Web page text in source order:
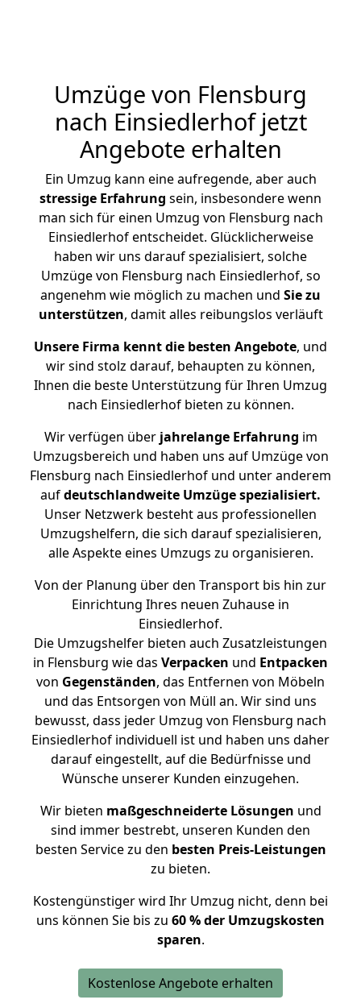
Umzüge von Flensburg
nach Einsiedlerhof jetzt
Angebote erhalten
Ein Umzug kann eine aufregende, aber auch
stressige Erfahrung sein, insbesondere wenn
man sich für einen Umzug von Flensburg nach
Einsiedlerhof entscheidet. Glücklicherweise
haben wir uns darauf spezialisiert, solche
Umzüge von Flensburg nach Einsiedlerhof, so
angenehm wie möglich zu machen und Sie zu
unterstützen, damit alles reibungslos verläuft
Unsere Firma kennt die besten Angebote, und
wir sind stolz darauf, behaupten zu können,
Ihnen die beste Unterstützung für Ihren Umzug
nach Einsiedlerhof bieten zu können.
Wir verfügen überjahrelange Erfahrung im
Umzugsbereich und haben uns auf Umzüge von
Flensburg nach Einsiedlerhof und unter anderem
aufdeutschlandweite Umzüge spezialisiert.
Unser Netzwerk besteht aus professionellen
Umzugshelfern, die sich darauf spezialisieren,
alle Aspekte eines Umzugs zu organisieren.
Von der Planung über den Transport bis hin zur
Einrichtung Ihres neuen Zuhause in
Einsiedlerhof.
Die Umzugshelfer bieten auch Zusatzleistungen
in Flensburg wie das Verpacken und Entpacken
von Gegenständen, das Entfernen von Möbeln
und das Entsorgen von Müll an. Wir sind uns
bewusst, dass jeder Umzug von Flensburg nach
Einsiedlerhof individuell ist und haben uns daher
darauf eingestellt, auf die Bedürfnisse und
Wünsche unserer Kunden einzugehen.
Wir bieten maßgeschneiderte Lösungen und
sind immer bestrebt, unseren Kunden den
besten Service zu den besten Preis-Leistungen
zu bieten.
Kostengünstiger wird Ihr Umzug nicht, denn bei
uns können Sie bis zu 60 % der Umzugskosten
sparen.
Kostenlose Angebote erhalten